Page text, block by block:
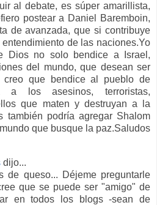
al debate, es súper amarillista,
postear a Daniel Baremboin,
de avanzada, que si contribuye
de las naciones.Yo
Dios no solo bendice a Israel,
del mundo, que desean ser
creo que bendice al pueblo de
a los asesinos, terroristas,
que maten y destruyan a la
también podría agregar Shalom
que busque la paz.Saludos
dijo...
queso... Déjeme preguntarle
que se puede ser "amigo" de
en todos los blogs -sean de